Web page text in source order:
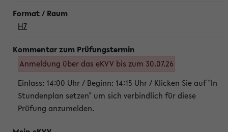
H7
Anmeldung über das eKVV bis zum 30.07.26
Einlass: 14:00 Uhr / Beginn: 14:15 Uhr / Klicken Sie auf "In
Stundenplan setzen" um sich verbindlich für diese
Prüfung anzumelden.